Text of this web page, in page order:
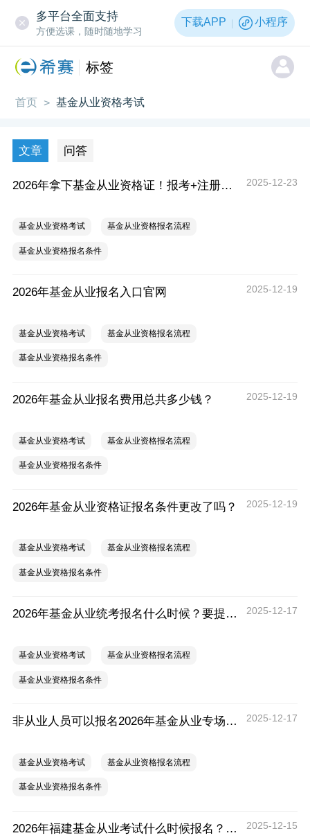
多平台全面支持
方便选课，随时随地学习
下载APP 小程序
标签
首页 > 基金从业资格考试
文章 问答
2026年拿下基金从业资格证！报考+注册全要求，附考试时间参考！ 2025-12-23
基金从业资格考试 基金从业资格报名流程
基金从业资格报名条件
2026年基金从业报名入口官网 2025-12-19
基金从业资格考试 基金从业资格报名流程
基金从业资格报名条件
2026年基金从业报名费用总共多少钱？ 2025-12-19
基金从业资格考试 基金从业资格报名流程
基金从业资格报名条件
2026年基金从业资格证报名条件更改了吗？ 2025-12-19
基金从业资格考试 基金从业资格报名流程
基金从业资格报名条件
2026年基金从业统考报名什么时候？要提前注册吗？ 2025-12-17
基金从业资格考试 基金从业资格报名流程
基金从业资格报名条件
非从业人员可以报名2026年基金从业专场考试吗？ 2025-12-17
基金从业资格考试 基金从业资格报名流程
基金从业资格报名条件
2026年福建基金从业考试什么时候报名？要提前注册吗？ 2025-12-15